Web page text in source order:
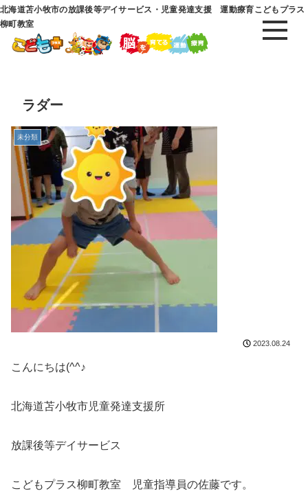
北海道苫小牧市の放課後等デイサービス・児童発達支援 運動療育こどもプラス
柳町教室
ラダー
未分類
2023.08.24
こんにちは(^^♪
北海道苫小牧市児童発達支援所
放課後等デイサービス
こどもプラス柳町教室 児童指導員の佐藤です。